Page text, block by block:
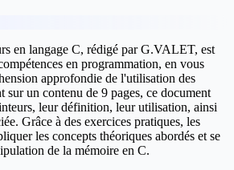
en langage C, rédigé par G.VALET, est
en programmation, en vous
approfondie de l'utilisation des
sur un contenu de 9 pages, ce document
leur définition, leur utilisation, ainsi
Grâce à des exercices pratiques, les
les concepts théoriques abordés et se
de la mémoire en C.